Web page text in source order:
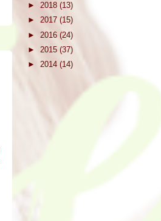
►
2018 (13)
► 2017 (15)
►
2016 (24)
► 2015 (37)
► 2014 (14)